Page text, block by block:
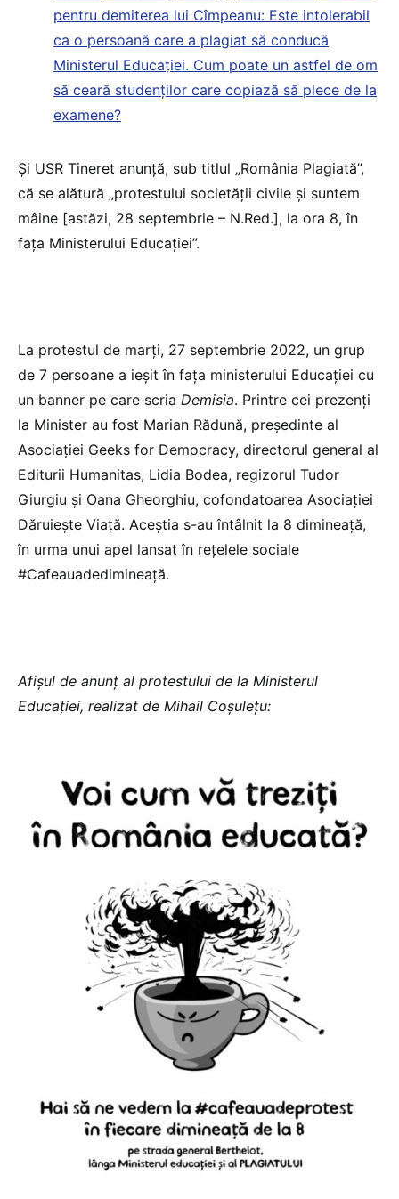
pentru demiterea lui Cîmpeanu: Este intolerabil
ca o persoană care a plagiat să conducă
Ministerul Educației. Cum poate un astfel de om
să ceară studenților care copiază să plece de la
examene?
Și USR Tineret anunță, sub titlul „România Plagiată”,
că se alătură „protestului societății civile și suntem
mâine [astăzi, 28 septembrie – N.Red.], la ora 8, în
fața Ministerului Educației”.
La protestul de marți, 27 septembrie 2022, un grup
de 7 persoane a ieșit în fața ministerului Educației cu
un banner pe care scria Demisia. Printre cei prezenți
la Minister au fost Marian Rădună, președinte al
Asociației Geeks for Democracy, directorul general al
Editurii Humanitas, Lidia Bodea, regizorul Tudor
Giurgiu și Oana Gheorghiu, cofondatoarea Asociației
Dăruiește Viață. Aceștia s-au întâlnit la 8 dimineață,
în urma unui apel lansat în rețelele sociale
#Cafeauadedimineață.
Afișul de anunț al protestului de la Ministerul
Educației, realizat de Mihail Coșulețu: